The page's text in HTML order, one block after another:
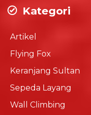
Kategori
Artikel
Flying Fox
Keranjang Sultan
Sepeda Layang
Wall Climbing